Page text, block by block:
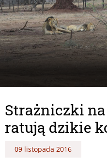
Strażniczki
ratują dzikie
09 listopada 2016